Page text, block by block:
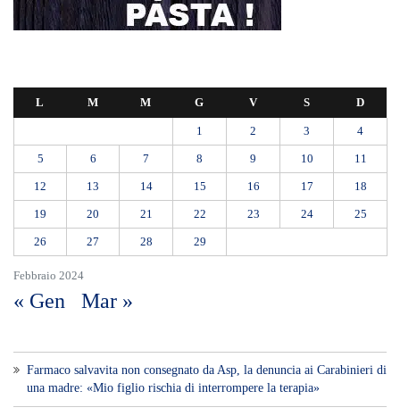
Febbraio 2024
L M M G V S D
1 2 3 4
5 6 7 8 9 10 11
12 13 14 15 16 17 18
19 20 21 22 23 24 25
26 27 28 29
« Gen Mar »
Farmaco salvavita non consegnato da Asp, la denuncia ai Carabinieri di
una madre: «Mio figlio rischia di interrompere la terapia»